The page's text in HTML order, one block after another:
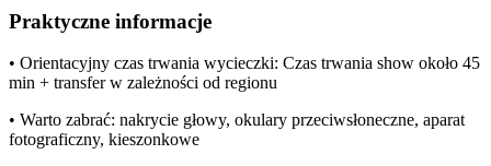
Praktyczne informacje
• Orientacyjny czas trwania wycieczki: Czas trwania show około 45
min + transfer w zależności od regionu
• Warto zabrać: nakrycie głowy, okulary przeciwsłoneczne, aparat
fotograficzny, kieszonkowe